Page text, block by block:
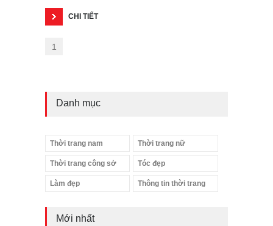
CHI TIẾT
1
Danh mục
Thời trang nam Thời trang nữ
Thời trang công sở Tóc đẹp
Làm đẹp Thông tin thời trang
Mới nhất